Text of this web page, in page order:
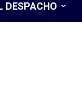
DESPACHO